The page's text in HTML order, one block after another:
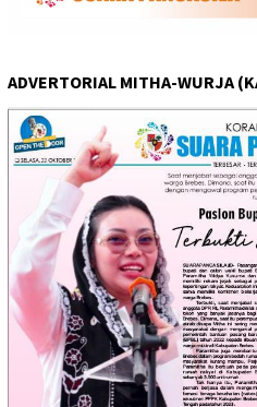
ADVERTORIAL MITHA-WURJA